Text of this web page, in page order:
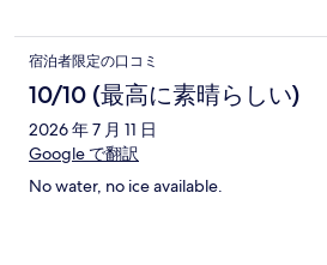
宿泊者限定の口コミ
10/10 (最高に素晴らしい)
2026 年 7 月 11 日
Google で翻訳
No water, no ice available.